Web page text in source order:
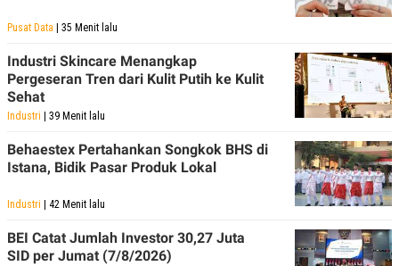
Pusat Data | 35 Menit lalu
Industri Skincare Menangkap
Pergeseran Tren dari Kulit Putih ke Kulit
Sehat
Industri | 39 Menit lalu
Behaestex Pertahankan Songkok BHS di
Istana, Bidik Pasar Produk Lokal
Industri | 42 Menit lalu
BEI Catat Jumlah Investor 30,27 Juta
SID per Jumat (7/8/2026)